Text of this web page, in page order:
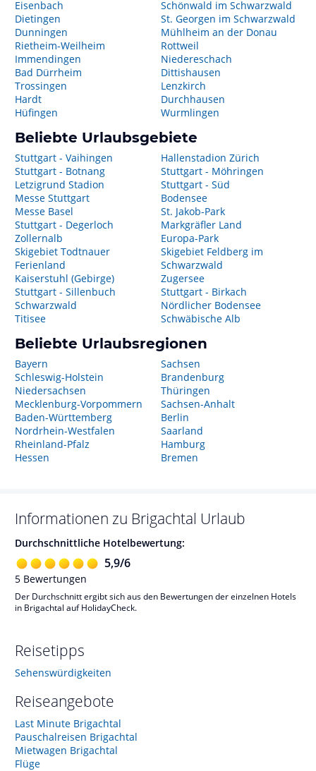
Eisenbach
Dietingen
Dunningen
Rietheim-Weilheim
Immendingen
Bad Dürrheim
Trossingen
Hardt
Hüfingen
Schönwald im Schwarzwald
St. Georgen im Schwarzwald
Mühlheim an der Donau
Rottweil
Niedereschach
Dittishausen
Lenzkirch
Durchhausen
Wurmlingen
Beliebte Urlaubsgebiete
Stuttgart - Vaihingen
Stuttgart - Botnang
Letzigrund Stadion
Messe Stuttgart
Messe Basel
Stuttgart - Degerloch
Zollernalb
Skigebiet Todtnauer
Ferienland
Kaiserstuhl (Gebirge)
Stuttgart - Sillenbuch
Schwarzwald
Titisee
Hallenstadion Zürich
Stuttgart - Möhringen
Stuttgart - Süd
Bodensee
St. Jakob-Park
Markgräfler Land
Europa-Park
Skigebiet Feldberg im
Schwarzwald
Zugersee
Stuttgart - Birkach
Nördlicher Bodensee
Schwäbische Alb
Beliebte Urlaubsregionen
Bayern
Schleswig-Holstein
Niedersachsen
Mecklenburg-Vorpommern
Baden-Württemberg
Nordrhein-Westfalen
Rheinland-Pfalz
Hessen
Sachsen
Brandenburg
Thüringen
Sachsen-Anhalt
Berlin
Saarland
Hamburg
Bremen
Informationen zu Brigachtal Urlaub
Durchschnittliche Hotelbewertung:
5,9/6
5 Bewertungen
Der Durchschnitt ergibt sich aus den Bewertungen der einzelnen Hotels
in Brigachtal auf HolidayCheck.
Reisetipps
Sehenswürdigkeiten
Reiseangebote
Last Minute Brigachtal
Pauschalreisen Brigachtal
Mietwagen Brigachtal
Flüge